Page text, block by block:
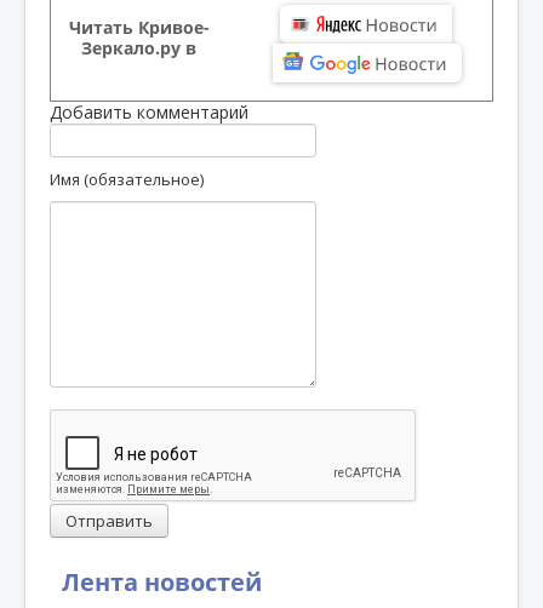
Лента новостей
Читать Кривое-
Зеркало.ру в
Добавить комментарий
Имя (обязательное)
Отправить